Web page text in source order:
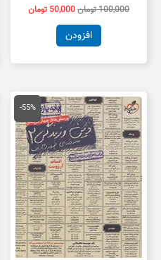
100,000تومان50,000 تومان
افزودن
-55%
قیمت
اصلی
55,000 تومان
بود.
قیمت
فعلی
است.